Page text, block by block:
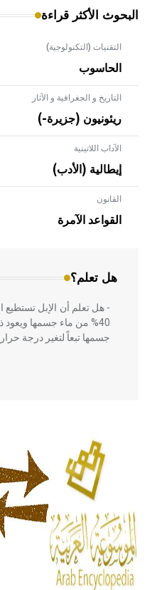
البحوث الأكثر قراءة
التقنيات (التكنولوجية)
الحاسوب
التاريخ و الجغرافية و الآثار
ريئونيون (جزيرة-)
الآداب اللاتينية
إيطالية (الأدب)
القانون
القواعد الآمرة
هل تعلم؟
- هل تعلم أن الأبلق نوع
بالعمارة الإسلامية في
المعمار على بناء مداميكه
- هل تعلم أن الإبل تستطيع
40% من ماء جسمها
جسمها تبعاً لتغير درجة
الحكم، الأدلة، تنظيم
له الفضل بأنه حرر الطب
- هل تعلم أن المرجان
من مادة كربونات
أجود أنواعه، ويمتاز بكبر